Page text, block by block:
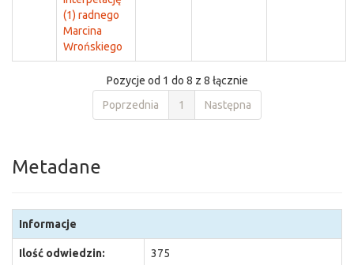
(1) radnego
Marcina
Wrońskiego
Pozycje od 1 do 8 z 8 łącznie
Poprzednia
1 Następna
Metadane
Informacje
Ilość odwiedzin: 375